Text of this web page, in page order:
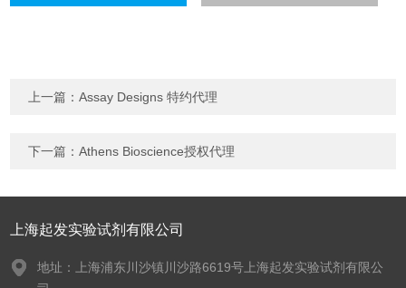
上一篇：Assay Designs 特约代理
下一篇：Athens Bioscience授权代理
上海起发实验试剂有限公司
地址：上海浦东川沙镇川沙路6619号上海起发实验试剂有限公